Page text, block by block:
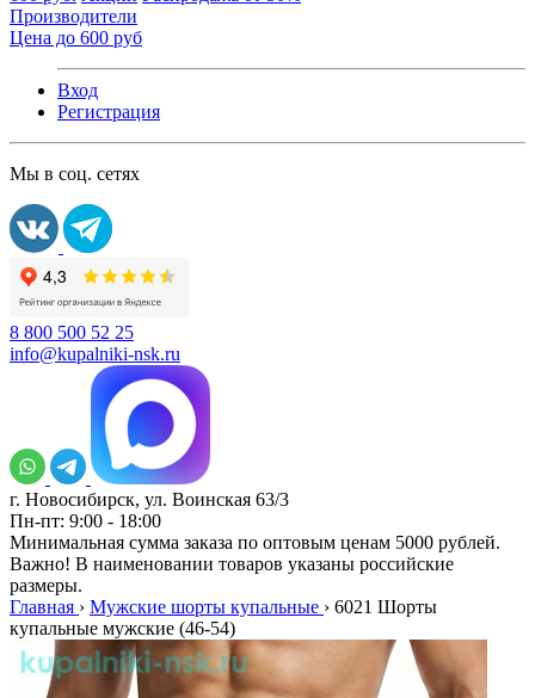
Производители
Цена до 600 руб
Вход
Регистрация
Мы в соц. сетях
8 800 500 52 25
info@kupalniki-nsk.ru
г. Новосибирск, ул. Воинская 63/3
Пн-пт: 9:00 - 18:00
Минимальная сумма заказа по оптовым ценам 5000 рублей.
Важно! В наименовании товаров указаны российские
размеры.
Главная › Мужские шорты купальные › 6021 Шорты
купальные мужские (46-54)